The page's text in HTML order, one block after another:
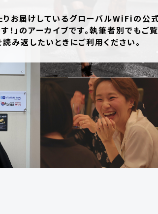
お届けしているグローバルWiFiの公
！」のアーカイブです。執筆者別でもご
み返したいときにご利用ください。